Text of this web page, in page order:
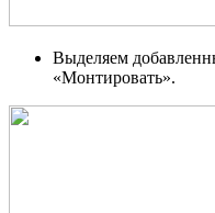
Выделяем
«Монтировать».